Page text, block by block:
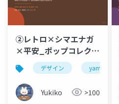
②レトロ×シマエナガ
×平安_ポップコレクシ
ョン.pptxデザイン yaml
Yukiko >100